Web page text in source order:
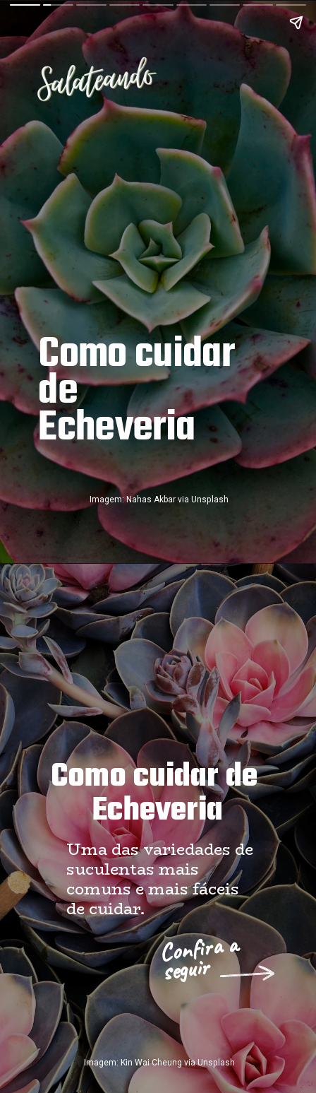
Como cuidar
de
Echeveria
Imagem: Nahas Akbar via Unsplash
Como cuidar de
Echeveria
Uma das variedades de
suculentas mais
comuns e mais fáceis
de cuidar.
Confira a
seguir
Imagem: Kin Wai Cheung via Unsplash